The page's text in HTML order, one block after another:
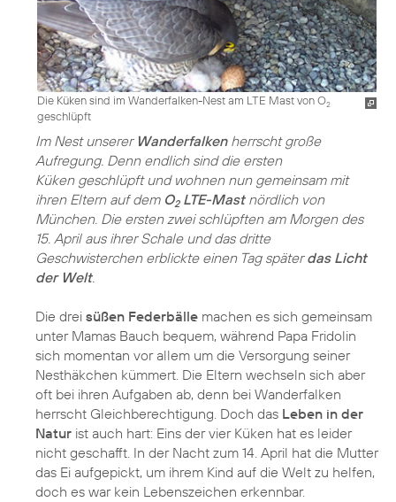
Die Küken sind im Wanderfalken-Nest am LTE Mast von O2
geschlüpft
Im Nest unserer Wanderfalkenherrscht große
Aufregung. Denn endlich sind die ersten
Küken geschlüpft und wohnen nun gemeinsam mit
ihren Eltern auf dem O2LTE-Mastnördlich von
München. Die ersten zwei schlüpften am Morgen des
15. April aus ihrer Schale und das dritte
Geschwisterchen erblickte einen Tag späterdas Licht
der Welt.
Die drei süßen Federbälle machen es sich gemeinsam
unter Mamas Bauch bequem, während Papa Fridolin
sich momentan vor allem um die Versorgung seiner
Nesthäkchen kümmert. Die Eltern wechseln sich aber
oft bei ihren Aufgaben ab, denn bei Wanderfalken
herrscht Gleichberechtigung. Doch das Leben in der
Natur ist auch hart: Eins der vier Küken hat es leider
nicht geschafft. In der Nacht zum 14. April hat die Mutter
das Ei aufgepickt, um ihrem Kind auf die Welt zu helfen,
doch es war kein Lebenszeichen erkennbar.